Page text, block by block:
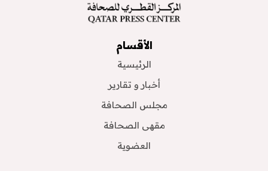
الأقسام
الرئيسية
أخبار و تقارير
مجلس الصحافة
مقهى الصحافة
العضوية